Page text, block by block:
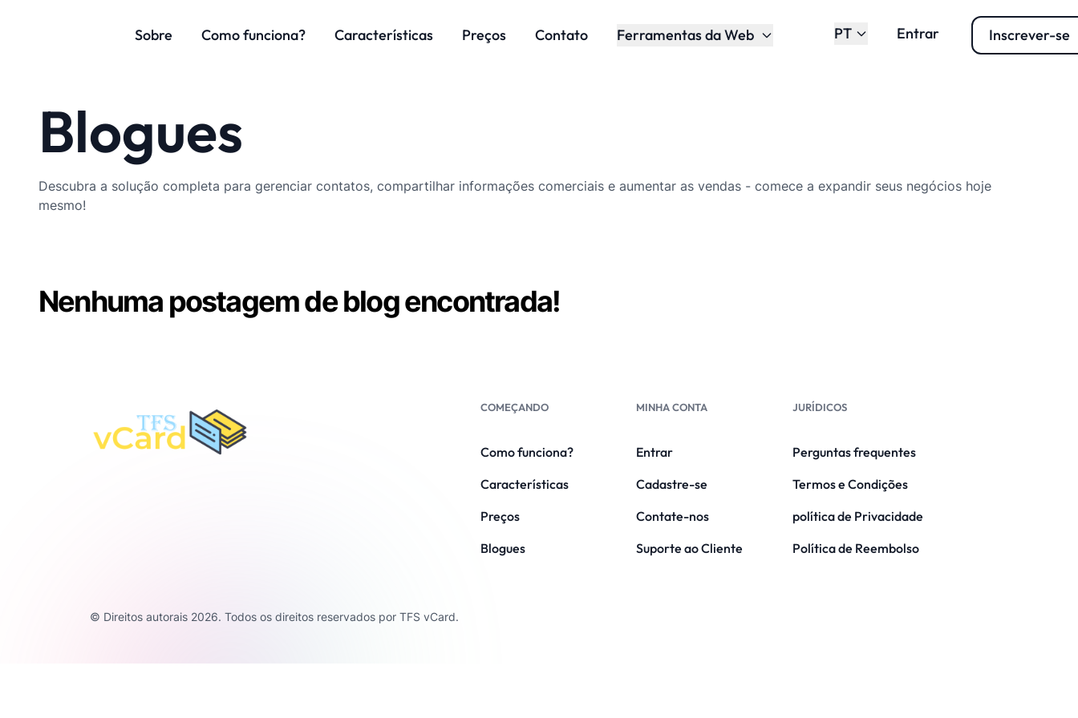
Sobre Como funciona? Características Preços Contato Ferramentas da Web PT Entrar Inscrever-se
Blogues
Descubra a solução completa para gerenciar contatos, compartilhar informações comerciais e aumentar as vendas - comece a expandir seus negócios hoje
mesmo!
Nenhuma postagem de blog encontrada!
COMEÇANDO
Como funciona?
Características
Preços
Blogues
MINHA CONTA
Entrar
Cadastre-se
Contate-nos
Suporte ao Cliente
JURÍDICOS
Perguntas frequentes
Termos e Condições
política de Privacidade
Política de Reembolso
© Direitos autorais 2026. Todos os direitos reservados por TFS vCard.